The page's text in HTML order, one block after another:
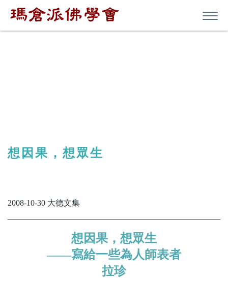
想因果，想眾生
2008-10-30 大德文集
想因果，想眾生
——寫給一些為人師表者
拉珍